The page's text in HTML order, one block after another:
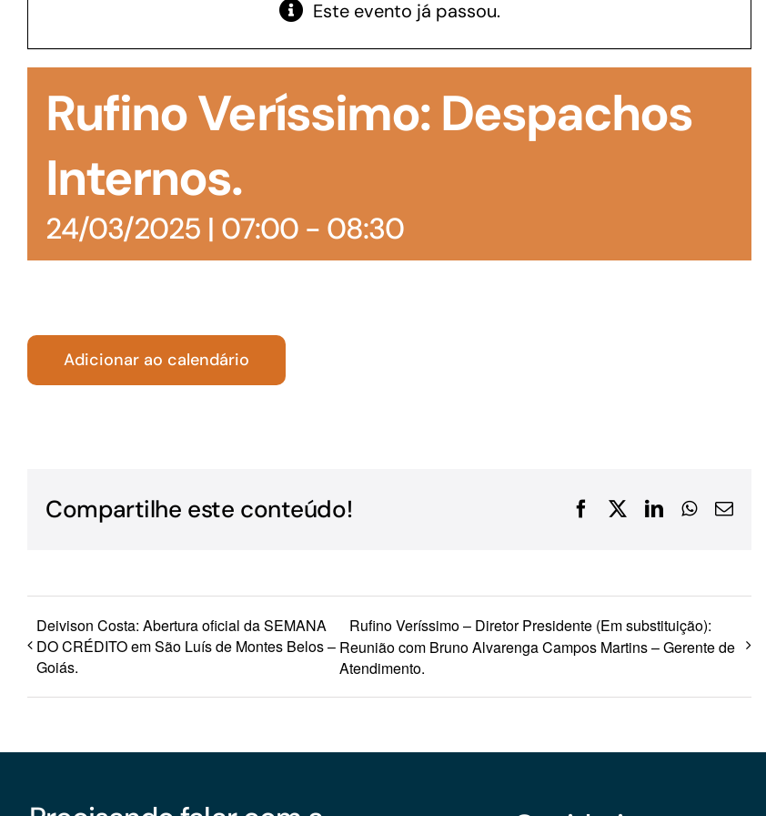
manutenção de estoques e despesas operacionais
realizar obras, dentre outros serviços
Turismo
Este evento já passou.
Rufino Veríssimo: Despachos
Internos.
24/03/2025 | 07:00- 08:30
Adicionar ao calendário
Compartilhe este conteúdo! FacebookLinkedInWhatsApp
E-
Deivison Costa: Abertura oficial da SEMANA
DO CRÉDITO em São Luís de Montes Belos –
Goiás.
Rufino Veríssimo – Diretor Presidente (Em substituição):
Reunião com Bruno Alvarenga Campos Martins – Gerente de
Atendimento.